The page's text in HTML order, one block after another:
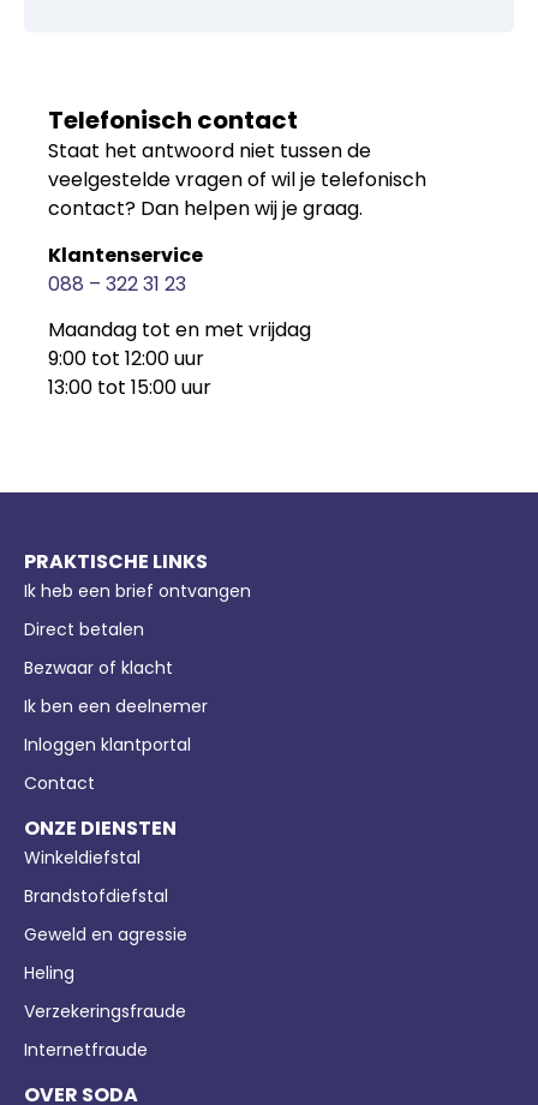
Telefonisch contact
Staat het antwoord niet tussen de
veelgestelde vragen of wil je telefonisch
contact? Dan helpen wij je graag.
Klantenservice
088 – 322 31 23
Maandag tot en met vrijdag
9:00 tot 12:00 uur
13:00 tot 15:00 uur
PRAKTISCHE LINKS
Ik heb een brief ontvangen
Direct betalen
Bezwaar of klacht
Ik ben een deelnemer
Inloggen klantportal
Contact
ONZE DIENSTEN
Winkeldiefstal
Brandstofdiefstal
Geweld en agressie
Heling
Verzekeringsfraude
Internetfraude
OVER SODA